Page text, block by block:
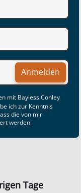
Anmelden
mit Bayless Conley
ich zur Kenntnis
die von mir
werden.
Tage